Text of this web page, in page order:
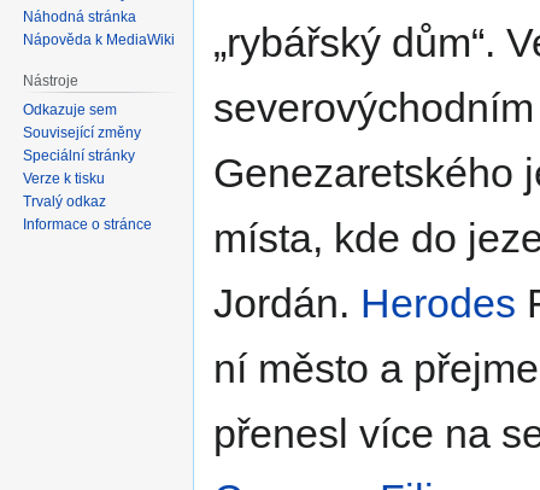
rybářský dům .
Genezaretského
místa, kde do
Jordán. Herodes
ní město a
přenesl více na
Náhodná stránka
Nápověda k MediaWiki
Nástroje
Odkazuje sem
Související změny
Speciální stránky
Verze k tisku
Trvalý odkaz
Informace o stránce